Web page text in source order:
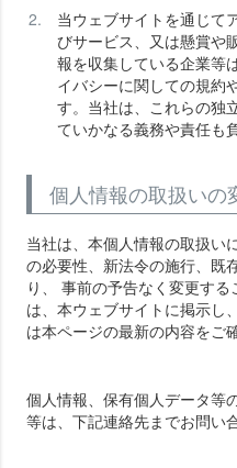
当ウェブサイトを通じて
びサービス、又は懸賞や
報を収集している企業等
イバシーに関しての規約
す。当社は、これらの独
ていかなる義務や責任も
個人情報の取扱いの
当社は、本個人情報の取扱い
の必要性、新法令の施行、既
り、 事前の予告なく変更す
は、本ウェブサイトに掲示し
は本ページの最新の内容をご
個人情報、保有個人データ等
等は、下記連絡先までお問い